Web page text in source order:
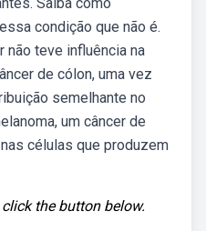
condição que não é.
não teve influência na
de cólon, uma vez
semelhante no
um câncer de
células que produzem
the button below.